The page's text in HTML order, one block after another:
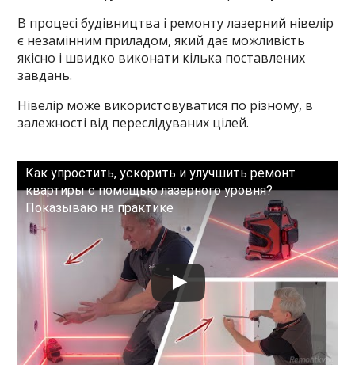
В процесі будівництва і ремонту лазерний нівелір
є незамінним приладом, який дає можливість
якісно і швидко виконати кілька поставлених
завдань.
Нівелір може використовуватися по різному, в
залежності від переслідуваних цілей.
Как упростить, ускорить и улучшить ремонт
квартиры с помощью лазерного уровня?
Показываю на практике